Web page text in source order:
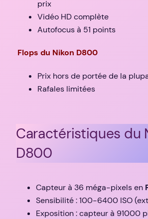
prix
Vidéo HD complète
Autofocus à 51 points
Flops du Nikon D800
Prix hors de portée de la
Rafales limitées
Caractéristiques du
D800
Capteur à 36 méga-pixels en
Sensibilité : 100-6400 ISO
Exposition : capteur à 91000